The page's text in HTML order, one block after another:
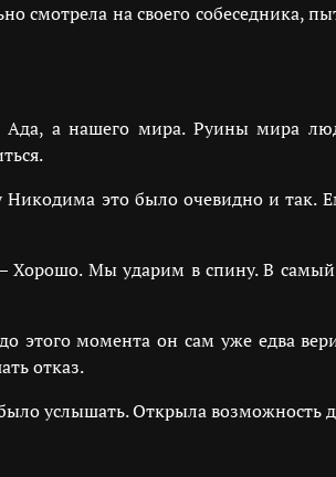
на своего собеседника,
а нашего мира. Руины мира
это было очевидно и так.
Хорошо. Мы ударим в спину. В
момента он сам уже едва
отказ.
услышать. Открыла возможность